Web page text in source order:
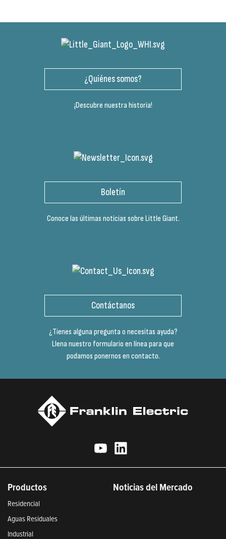
¿Quiénes somos?
¡Descubre nuestra historia!
Boletín
Conoce las últimas noticias sobre Little Giant.
Contáctanos
¿Tienes alguna pregunta o necesitas ayuda?
Llena nuestro formulario en línea para que
podamos ponernos en contacto.
Productos
Residencial
Aguas Residuales
Industrial
Noticias del Mercado